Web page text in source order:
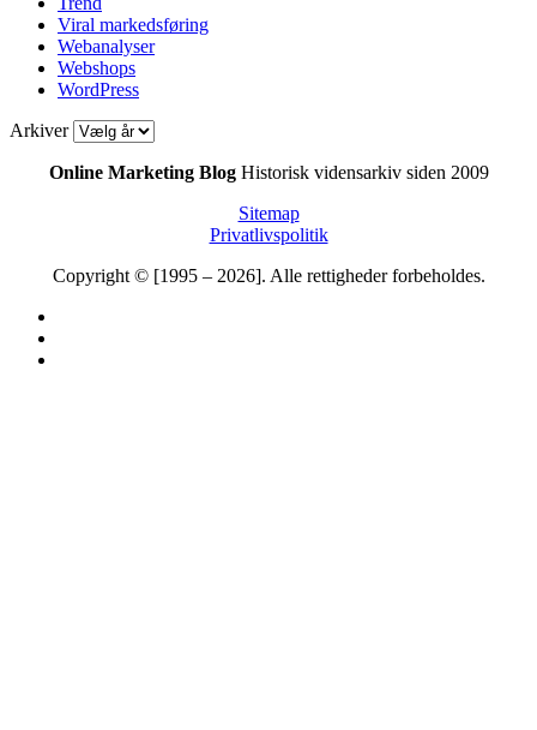
Viral markedsføring
Webanalyser
Webshops
WordPress
Arkiver
Online Marketing BlogHistorisk vidensarkiv siden 2009
Sitemap
Privatlivspolitik
Copyright © [1995 – 2026]. Alle rettigheder forbeholdes.